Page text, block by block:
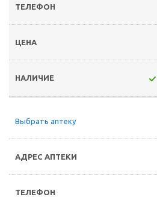
Выбрать аптеку